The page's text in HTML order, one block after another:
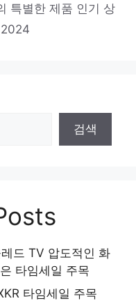
출력30W 플립6,
특별한 제품 인기 상
검색
드 TV 압도적인 화
타임세일 주목
타임세일 주목